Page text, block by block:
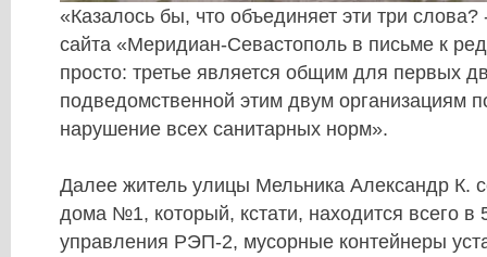
«Казалось бы, что объединяет эти три слова?
сайта «Меридиан-Севастополь в письме к
просто: третье является общим для первых
подведомственной этим двум организациям
нарушение всех санитарных норм».
Далее житель улицы Мельника Александр К.
дома №1, который, кстати, находится всего в
управления РЭП-2, мусорные контейнеры